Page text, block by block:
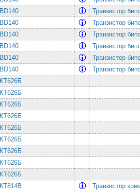
BD140
Транзистор
BD140
Транзистор
BD140
Транзистор
BD140
Транзистор
BD140
Транзистор
BD140
Транзистор
КТ626Б
КТ626Б
КТ626Б
КТ626Б
КТ626Б
КТ626Б
КТ626Б
КТ626Б
КТ626Б
КТ814В
Транзистор